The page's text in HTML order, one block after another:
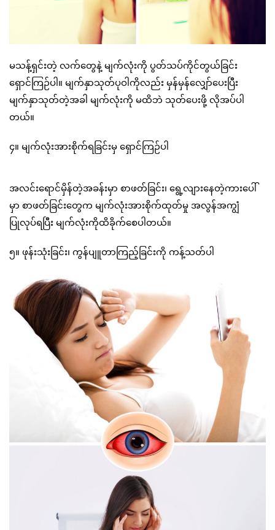
မသန့်ရှင်းတဲ့ လက်တွေနဲ့ မျက်လုံးကို ပွတ်သပ်ကိုင်တွယ်ခြင်း
ရှောင်ကြဉ်ပါ။ မျက်နှာသုတ်ပုဝါကိုလည်း မှန်မှန်လျှော်ပေးပြီး
မျက်နှာသုတ်တဲ့အခါ မျက်လုံးကို မထိဘဲ သုတ်ပေးဖို့ လိုအပ်ပါ
တယ်။
၄။ မျက်လုံးအားစိုက်ရခြင်းမှ ရှောင်ကြဉ်ပါ
အလင်းရောင်မှိန်တဲ့အခန်းမှာ စာဖတ်ခြင်း၊ ရွေ့လျားနေတဲ့ကားပေါ်
မှာ စာဖတ်ခြင်းတွေက မျက်လုံးအားစိုက်ထုတ်မှု အလွန်အကျွံ
ပြုလုပ်ရပြီး မျက်လုံးကိုထိခိုက်စေပါတယ်။
၅။ ဖုန်းသုံးခြင်း၊ ကွန်ပျူတာကြည့်ခြင်းကို ကန့်သတ်ပါ